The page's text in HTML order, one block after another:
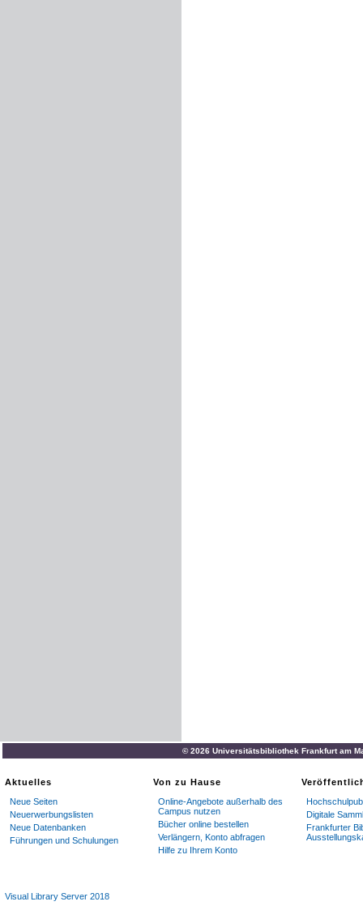
© 2026 Universitätsbibliothek Frankfurt am
Aktuelles
Neue Seiten
Neuerwerbungslisten
Neue Datenbanken
Führungen und Schulungen
Von zu Hause
Online-Angebote außerhalb des
Campus nutzen
Bücher online bestellen
Verlängern, Konto abfragen
Hilfe zu Ihrem Konto
Digitale
Frankfurter
Visual Library Server 2018